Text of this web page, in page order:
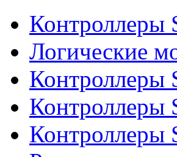
Контроллеры
Логические
Контроллеры
Контроллеры
Контроллеры